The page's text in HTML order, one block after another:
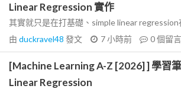
Linear Regression 實作
其實就只是在打基礎、simple linear regression
由 duckravel48 發文 7 小時前 0個留言
[Machine Learning A-Z [2026] ] 學習
Linear Regression